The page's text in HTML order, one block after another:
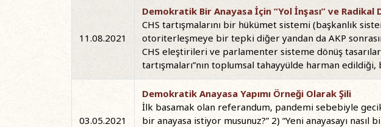
11.08.2021
Demokratik Bir Anayasa İçin “Yol İnşası” ve Radikal
CHS tartışmalarını bir hükümet sistemi (başkanlık
otoriterleşmeye bir tepki diğer yandan da AKP
CHS eleştirileri ve parlamenter sisteme dönüş
tartışmaları”nın toplumsal tahayyülde harman
03.05.2021
Demokratik Anayasa Yapımı Örneği Olarak Şili
İlk basamak olan referandum, pandemi sebebiyle
bir anayasa istiyor musunuz?” 2) “Yeni anayasayı